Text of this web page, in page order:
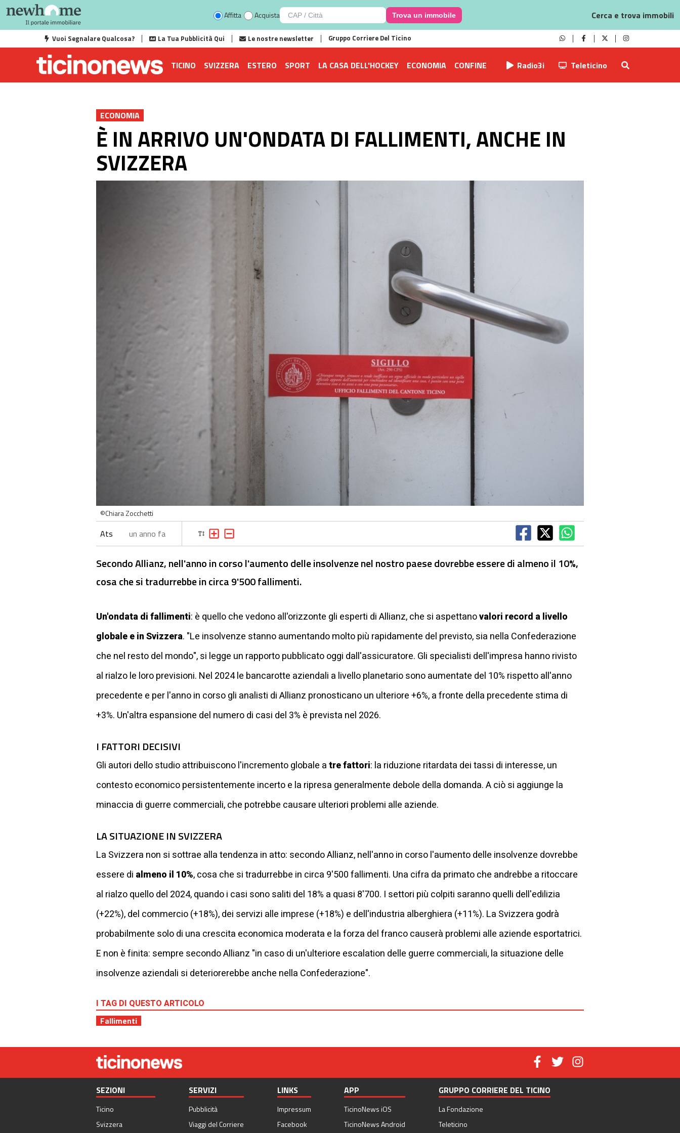
Affitta Acquista Trova un immobile Cerca e trova immobili
Vuoi Segnalare Qualcosa? La Tua Pubblicità Qui Le nostre newsletter Gruppo Corriere Del Ticino
TICINO SVIZZERA ESTERO SPORT LA CASA DELL'HOCKEY ECONOMIA CONFINE Radio3i Teleticino
ECONOMIA
È IN ARRIVO UN'ONDATA DI FALLIMENTI, ANCHE IN
SVIZZERA
©Chiara Zocchetti
Ats un anno fa
Secondo Allianz, nell'anno in corso l'aumento delle insolvenze nel nostro paese dovrebbe essere di almeno il 10%,
cosa che si tradurrebbe in circa 9'500 fallimenti.
Un'ondata di fallimenti: è quello che vedono all'orizzonte gli esperti di Allianz, che si aspettanovalori record a livello
globale e in Svizzera. "Le insolvenze stanno aumentando molto più rapidamente del previsto, sia nella Confederazione
che nel resto del mondo", si legge un rapporto pubblicato oggi dall'assicuratore. Gli specialisti dell'impresa hanno rivisto
al rialzo le loro previsioni. Nel 2024 le bancarotte aziendali a livello planetario sono aumentate del 10% rispetto all'anno
precedente e per l'anno in corso gli analisti di Allianz pronosticano un ulteriore +6%, a fronte della precedente stima di
+3%. Un'altra espansione del numero di casi del 3% è prevista nel 2026.
I FATTORI DECISIVI
Gli autori dello studio attribuiscono l'incremento globale atre fattori: la riduzione ritardata dei tassi di interesse, un
contesto economico persistentemente incerto e la ripresa generalmente debole della domanda. A ciò si aggiunge la
minaccia di guerre commerciali, che potrebbe causare ulteriori problemi alle aziende.
LA SITUAZIONE IN SVIZZERA
La Svizzera non si sottrae alla tendenza in atto: secondo Allianz, nell'anno in corso l'aumento delle insolvenze dovrebbe
essere di almeno il 10%, cosa che si tradurrebbe in circa 9'500 fallimenti. Una cifra da primato che andrebbe a ritoccare
al rialzo quello del 2024, quando i casi sono saliti del 18% a quasi 8'700. I settori più colpiti saranno quelli dell'edilizia
(+22%), del commercio (+18%), dei servizi alle imprese (+18%) e dell'industria alberghiera (+11%). La Svizzera godrà
probabilmente solo di una crescita economica moderata e la forza del franco causerà problemi alle aziende esportatrici.
E non è finita: sempre secondo Allianz "in caso di un'ulteriore escalation delle guerre commerciali, la situazione delle
insolvenze aziendali si deteriorerebbe anche nella Confederazione".
I TAG DI QUESTO ARTICOLO
Fallimenti
SEZIONI
Ticino
Svizzera
SERVIZI
Pubblicità
Viaggi del Corriere
LINKS
Impressum
Facebook
APP
TicinoNews iOS
TicinoNews Android
GRUPPO CORRIERE DEL TICINO
La Fondazione
Teleticino